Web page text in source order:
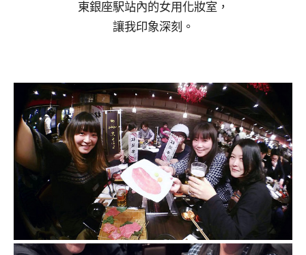
東銀座駅站內的女用化妝室，
讓我印象深刻。